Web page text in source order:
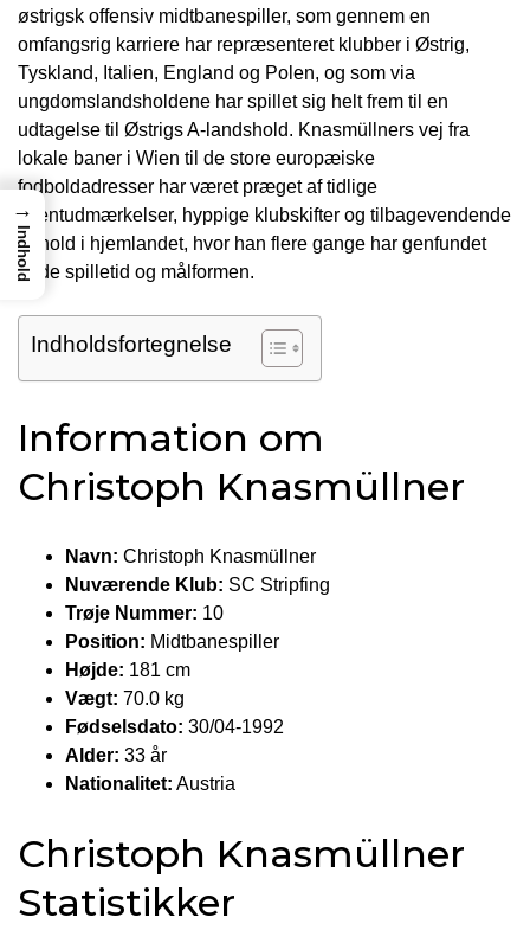
østrigsk offensiv midtbanespiller, som gennem en
omfangsrig karriere har repræsenteret klubber i Østrig,
Tyskland, Italien, England og Polen, og som via
ungdomslandsholdene har spillet sig helt frem til en
udtagelse til Østrigs A-landshold. Knasmüllners vej fra
lokale baner i Wien til de store europæiske
fodboldadresser har været præget af tidlige
talentudmærkelser, hyppige klubskifter og tilbagevendende
ophold i hjemlandet, hvor han flere gange har genfundet
både spilletid og målformen.
Indholdsfortegnelse
Information om
Christoph Knasmüllner
Navn: Christoph Knasmüllner
Nuværende Klub: SC Stripfing
Trøje Nummer: 10
Position: Midtbanespiller
Højde: 181 cm
Vægt: 70.0 kg
Fødselsdato: 30/04-1992
Alder: 33 år
Nationalitet: Austria
Christoph Knasmüllner
Statistikker
→
Indhold